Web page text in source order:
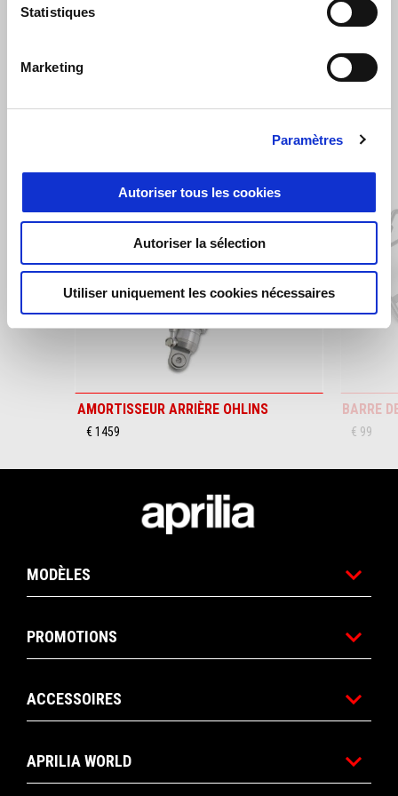
Statistiques
Marketing
Paramètres
Autoriser tous les cookies
Autoriser la sélection
Utiliser uniquement les cookies nécessaires
VOIR TOUT
Précédent
AMORTISSEUR ARRIÈRE OHLINS
€ 1459
BARRE
€ 99
MODÈLES
PROMOTIONS
ACCESSOIRES
APRILIA WORLD